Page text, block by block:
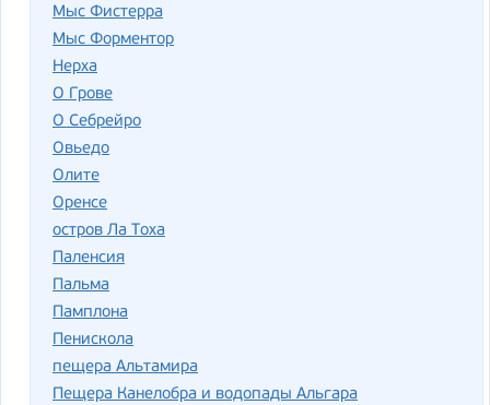
Мыс Фистерра
Мыс Форментор
Нерха
О Грове
О Себрейро
Овьедо
Олите
Оренсе
остров Ла Тоха
Паленсия
Пальма
Памплона
Пенискола
пещера Альтамира
Пещера Канелобра и водопады Альгара